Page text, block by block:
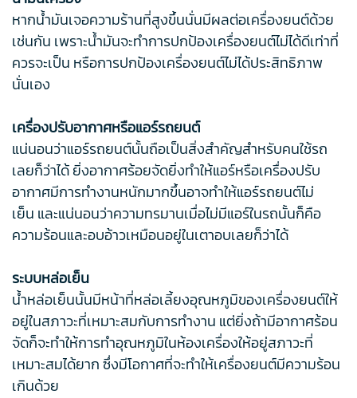
หากน้ำมันเจอความร้านที่สูงขึ้นนั่นมีผลต่อเครื่องยนต์ด้วย
เช่นกัน เพราะน้ำมันจะทำการปกป้องเครื่องยนต์ไม่ได้ดีเท่าที่
ควรจะเป็น หรือการปกป้องเครื่องยนต์ไม่ได้ประสิทธิภาพ
นั่นเอง
เครื่องปรับอากาศหรือแอร์รถยนต์
แน่นอนว่าแอร์รถยนต์นั้นถือเป็นสิ่งสำคัญสำหรับคนใช้รถ
เลยก็ว่าได้ ยิ่งอากาศร้อยจัดยิ่งทำให้แอร์หรือเครื่องปรับ
อากาศมีการทำงานหนักมากขึ้นอาจทำให้แอร์รถยนต์ไม่
เย็น และแน่นอนว่าความทรมานเมื่อไม่มีแอร์ในรถนั้นก็คือ
ความร้อนและอบอ้าวเหมือนอยู่ในเตาอบเลยก็ว่าได้
ระบบหล่อเย็น
น้ำหล่อเย็นนั้นมีหน้าที่หล่อเลี้ยงอุณหภูมิของเครื่องยนต์ให้
อยู่ในสภาวะที่เหมาะสมกับการทำงาน แต่ยิ่งถ้ามีอากาศร้อน
จัดก็จะทำให้การทำอุณหภูมิในห้องเครื่องให้อยู่สภาวะที่
เหมาะสมได้ยาก ซึ่งมีโอกาศที่จะทำให้เครื่องยนต์มีความร้อน
เกินด้วย